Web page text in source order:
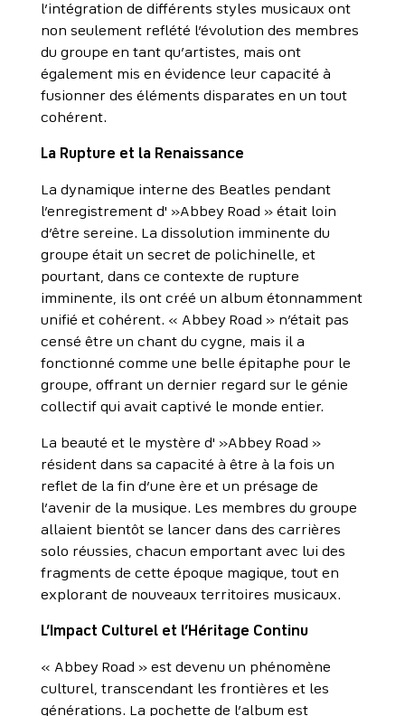
l’intégration de différents styles musicaux ont
non seulement reflété l’évolution des membres
du groupe en tant qu’artistes, mais ont
également mis en évidence leur capacité à
fusionner des éléments disparates en un tout
cohérent.
La Rupture et la Renaissance
La dynamique interne des Beatles pendant
l’enregistrement d' »Abbey Road » était loin
d’être sereine. La dissolution imminente du
groupe était un secret de polichinelle, et
pourtant, dans ce contexte de rupture
imminente, ils ont créé un album étonnamment
unifié et cohérent. « Abbey Road » n’était pas
censé être un chant du cygne, mais il a
fonctionné comme une belle épitaphe pour le
groupe, offrant un dernier regard sur le génie
collectif qui avait captivé le monde entier.
La beauté et le mystère d' »Abbey Road »
résident dans sa capacité à être à la fois un
reflet de la fin d’une ère et un présage de
l’avenir de la musique. Les membres du groupe
allaient bientôt se lancer dans des carrières
solo réussies, chacun emportant avec lui des
fragments de cette époque magique, tout en
explorant de nouveaux territoires musicaux.
L’Impact Culturel et l’Héritage Continu
« Abbey Road » est devenu un phénomène
culturel, transcendant les frontières et les
générations. La pochette de l’album est